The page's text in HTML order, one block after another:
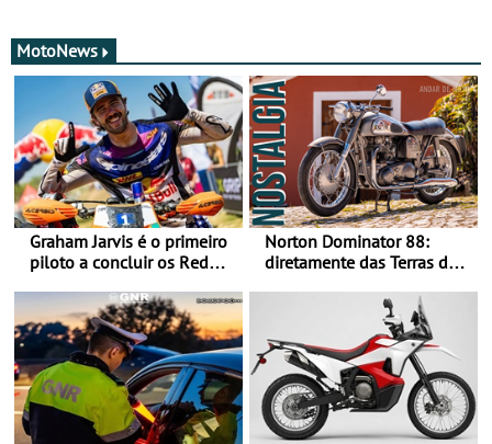
MotoNews
Graham Jarvis é o primeiro
piloto a concluir os Red
moto elétrica
Norton Dominator 88:
diretamente das Terras de